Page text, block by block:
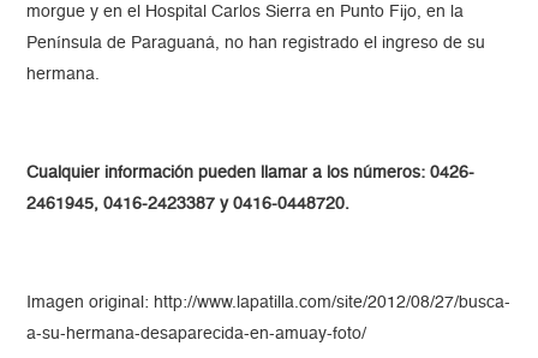
morgue y en el Hospital Carlos Sierra en Punto Fijo, en la
Península de Paraguaná, no han registrado el ingreso de su
hermana.
Cualquier información pueden llamar a los números: 0426-
2461945, 0416-2423387 y 0416-0448720.
Imagen original: http://www.lapatilla.com/site/2012/08/27/busca-
a-su-hermana-desaparecida-en-amuay-foto/